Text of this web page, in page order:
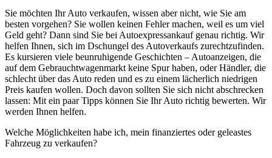
Sie möchten Ihr Auto verkaufen, wissen aber nicht, wie Sie am
besten vorgehen? Sie wollen keinen Fehler machen, weil es um viel
Geld geht? Dann sind Sie bei Autoexpressankauf genau richtig. Wir
helfen Ihnen, sich im Dschungel des Autoverkaufs zurechtzufinden.
Es kursieren viele beunruhigende Geschichten – Autoanzeigen, die
auf dem Gebrauchtwagenmarkt keine Spur haben, oder Händler, die
schlecht über das Auto reden und es zu einem lächerlich niedrigen
Preis kaufen wollen. Doch davon sollten Sie sich nicht abschrecken
lassen: Mit ein paar Tipps können Sie Ihr Auto richtig bewerten. Wir
werden Ihnen helfen.
Welche Möglichkeiten habe ich, mein finanziertes oder geleastes
Fahrzeug zu verkaufen?